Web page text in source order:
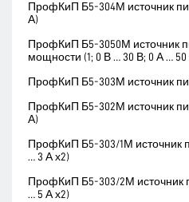
ПрофКиП Б5-304М источник
А)
ПрофКиП Б5-3050М источник
мощности (1; 0 В … 30 В; 0 А … 50
ПрофКиП Б5-303М источник
ПрофКиП Б5-302М источник
А)
ПрофКиП Б5-303/1М источник
… 3 А х2)
ПрофКиП Б5-303/2М источник
… 5 А х2)